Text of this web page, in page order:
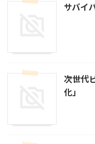
サバイ
次世代
化」